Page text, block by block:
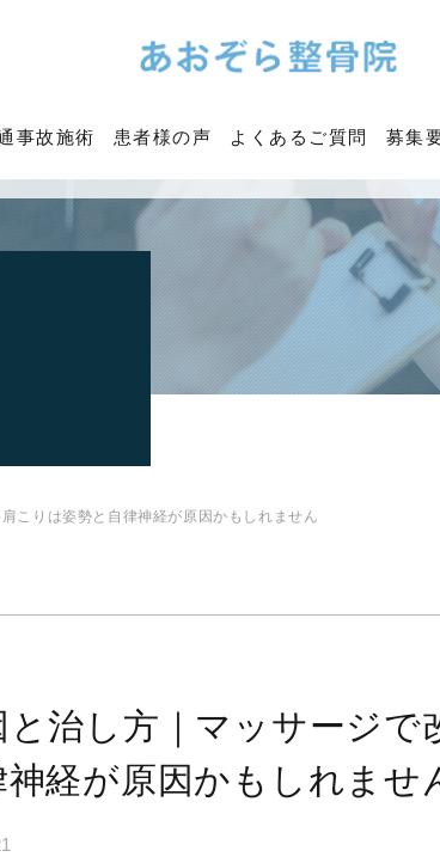
事故施術 患者様の声 よくあるご質問 募集
こりは姿勢と自律神経が原因かもしれません
治し方｜マッサージで
経が原因かもしれませ